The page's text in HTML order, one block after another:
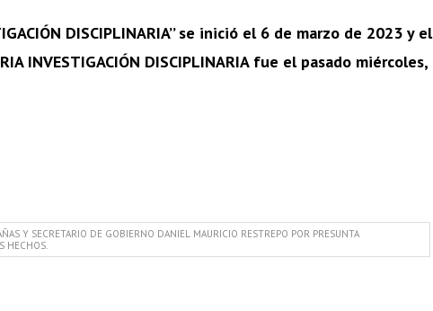
DISCIPLINARIA’’ se inició el 6 de marzo de 2023 y el
INVESTIGACIÓN DISCIPLINARIA fue el pasado miércoles,
Y SECRETARIO DE GOBIERNO DANIEL MAURICIO RESTREPO POR PRESUNTA
HECHOS.